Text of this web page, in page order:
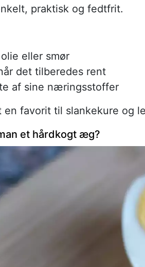
praktisk og fedtfrit.
eller smør
det tilberedes rent
af sine næringsstoffer
favorit til slankekure og
et hårdkogt æg?